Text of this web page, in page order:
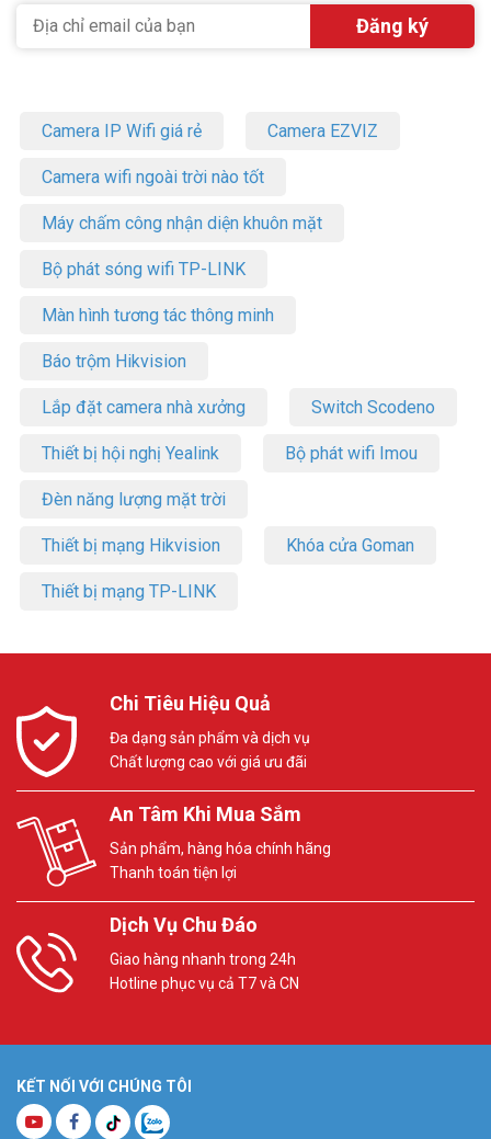
Camera IP Wifi giá rẻ Camera EZVIZ
Camera wifi ngoài trời nào tốt
Máy chấm công nhận diện khuôn mặt
Bộ phát sóng wifi TP-LINK
Màn hình tương tác thông minh
Báo trộm Hikvision
Lắp đặt camera nhà xưởng Switch Scodeno
Thiết bị hội nghị Yealink Bộ phát wifi Imou
Đèn năng lượng mặt trời
Thiết bị mạng Hikvision Khóa cửa Goman
Thiết bị mạng TP-LINK
Chi Tiêu Hiệu Quả
Đa dạng sản phẩm và dịch vụ
Chất lượng cao với giá ưu đãi
An Tâm Khi Mua Sắm
Sản phẩm, hàng hóa chính hãng
Thanh toán tiện lợi
Dịch Vụ Chu Đáo
Giao hàng nhanh trong 24h
Hotline phục vụ cả T7 và CN
KẾT NỐI VỚI CHÚNG TÔI